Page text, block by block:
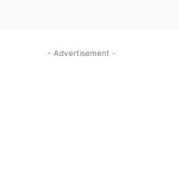
- Advertisement -